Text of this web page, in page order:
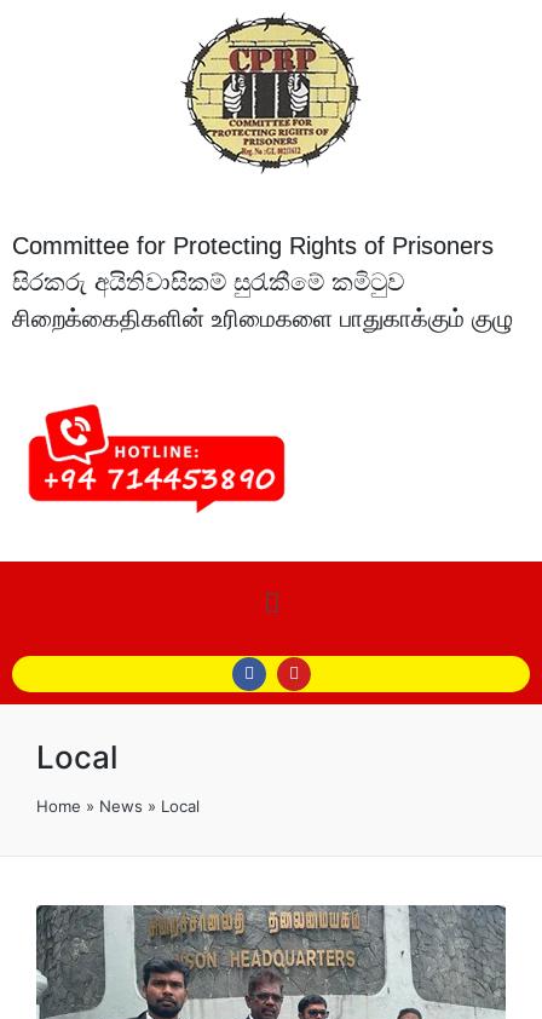
Committee for Protecting Rights of Prisoners
සිරකරු අයිතිවාසිකම් සුරැකීමේ කමිටුව
சிறைக்கைதிகளின் உரிமைகளை பாதுகாக்கும் குழு
Local
Home » News » Local